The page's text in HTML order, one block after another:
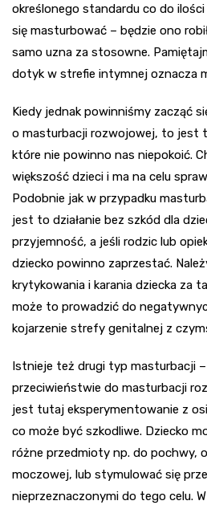
określonego standardu co do
się masturbować – będzie ono
samo uzna za stosowne.
dotyk w strefie intymnej oznacza
Kiedy jednak powinniśmy zacząć
o masturbacji rozwojowej, to jest
które nie powinno nas niepokoić.
większość dzieci i ma na celu
Podobnie jak w przypadku
jest to działanie bez szkód dla
przyjemność, a jeśli rodzic lub
dziecko powinno zaprzestać.
krytykowania i karania dziecka za
może to prowadzić do
kojarzenie strefy genitalnej z
Istnieje też drugi typ masturbacji –
przeciwieństwie do masturbacji
jest tutaj eksperymentowanie z
co może być szkodliwe. Dziecko
różne przedmioty np. do pochwy,
moczowej, lub stymulować się
nieprzeznaczonymi do tego celu.